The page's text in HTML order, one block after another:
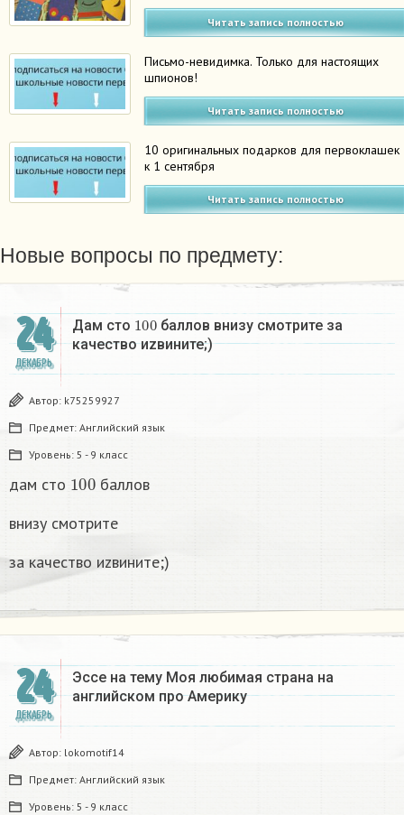
Читать запись полностью
Письмо-невидимка. Только для настоящих
шпионов!
Читать запись полностью
10 оригинальных подарков для первоклашек
к 1 сентября
Читать запись полностью
Новые вопросы по предмету:
24
ДЕКАБРЬ
Дам сто 100баллов внизу смотрите за
качество иzвините;)
Автор: k75259927
Предмет: Английский язык
Уровень: 5 - 9 класс
дам сто 100 баллов
внизу смотрите
за качество иzвините;)
24
ДЕКАБРЬ
Эссе на тему Моя любимая страна на
английском про Америку​
Автор: lokomotif14
Предмет: Английский язык
Уровень: 5 - 9 класс